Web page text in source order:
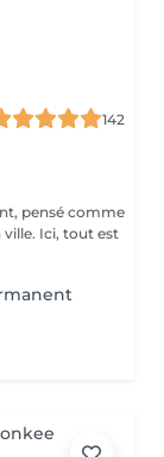
142
pensé comme
Ici, tout est